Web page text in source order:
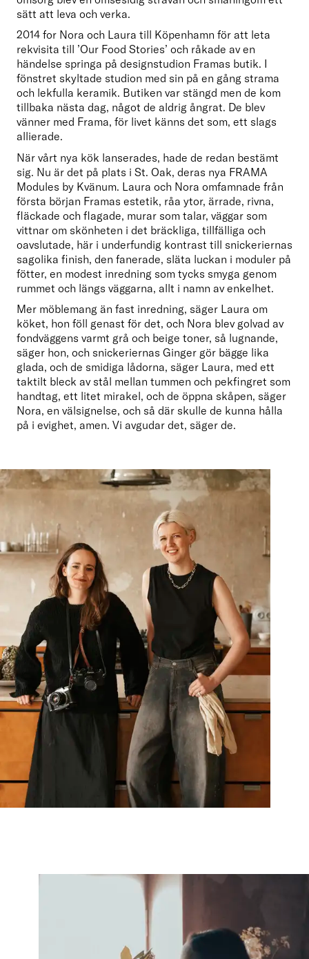
sätt att leva och verka.
2014 for Nora och Laura till Köpenhamn för att leta
rekvisita till ’Our Food Stories’ och råkade av en
händelse springa på designstudion Framas butik. I
fönstret skyltade studion med sin på en gång strama
och lekfulla keramik. Butiken var stängd men de kom
tillbaka nästa dag, något de aldrig ångrat. De blev
vänner med Frama, för livet känns det som, ett slags
allierade.
När vårt nya kök lanserades, hade de redan bestämt
sig. Nu är det på plats i St. Oak, deras nya FRAMA
Modules by Kvänum. Laura och Nora omfamnade från
första början Framas estetik, råa ytor, ärrade, rivna,
fläckade och flagade, murar som talar, väggar som
vittnar om skönheten i det bräckliga, tillfälliga och
oavslutade, här i underfundig kontrast till snickeriernas
sagolika finish, den fanerade, släta luckan i moduler på
fötter, en modest inredning som tycks smyga genom
rummet och längs väggarna, allt i namn av enkelhet.
Mer möblemang än fast inredning, säger Laura om
köket, hon föll genast för det, och Nora blev golvad av
fondväggens varmt grå och beige toner, så lugnande,
säger hon, och snickeriernas Ginger gör bägge lika
glada, och de smidiga lådorna, säger Laura, med ett
taktilt bleck av stål mellan tummen och pekfingret som
handtag, ett litet mirakel, och de öppna skåpen, säger
Nora, en välsignelse, och så där skulle de kunna hålla
på i evighet, amen. Vi avgudar det, säger de.